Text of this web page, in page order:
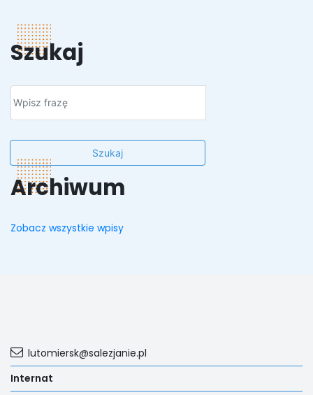
Szukaj
Archiwum
Zobacz wszystkie wpisy
lutomiersk@salezjanie.pl
Internat